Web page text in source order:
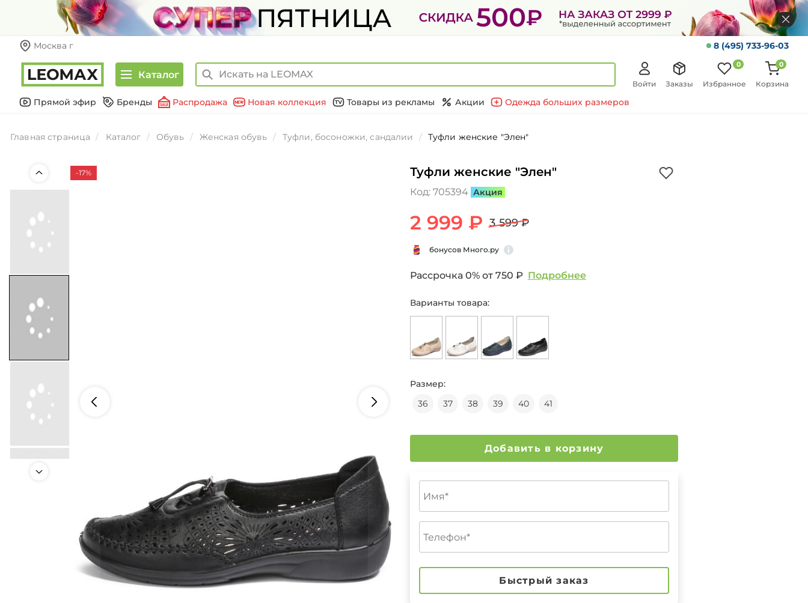
Москва г 8 (495) 733-96-03
Каталог
Войти Заказы Избранное
0
Корзина
0
Прямой эфир Бренды Распродажа Новая коллекция Товары из рекламы Акции Одежда больших размеров
Главная страница Каталог Обувь Женская обувь Туфли, босоножки, сандалии Туфли женские "Элeн"
-17% Туфли женские "Элeн"
Код: 705394 Акция
2 999 ₽ 3 599 ₽
бонусов Много.ру
Рассрочка 0% от 750 ₽ Подробнее
Варианты товара:
Размер:
36
37 38 39 40 41
Добавить в корзину
Быстрый заказ